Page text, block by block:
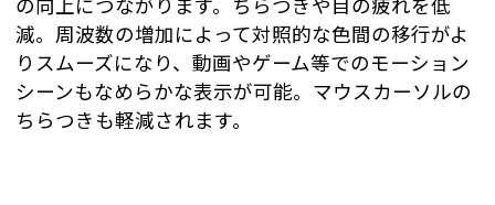
の向上につながります。ちらつきや目の疲れを低
減。周波数の増加によって対照的な色間の移行がよ
りスムーズになり、動画やゲーム等でのモーション
シーンもなめらかな表示が可能。マウスカーソルの
ちらつきも軽減されます。